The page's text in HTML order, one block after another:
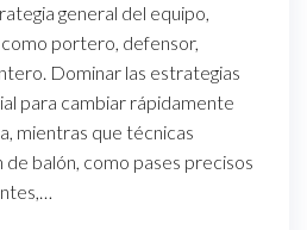
general del equipo,
portero, defensor,
Dominar las estrategias
para cambiar rápidamente
mientras que técnicas
balón, como pases precisos